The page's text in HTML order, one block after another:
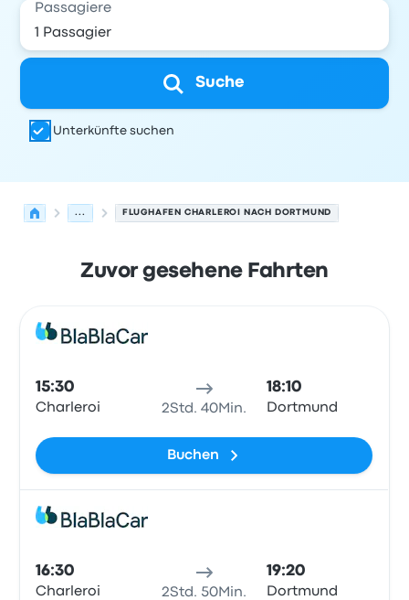
Passagiere
Suche
Unterkünfte suchen
... FLUGHAFEN CHARLEROI NACH DORTMUND
Zuvor gesehene Fahrten
15:30
Charleroi 2Std. 40Min.
18:10
Dortmund
Buchen
16:30
Charleroi 2Std. 50Min.
19:20
Dortmund